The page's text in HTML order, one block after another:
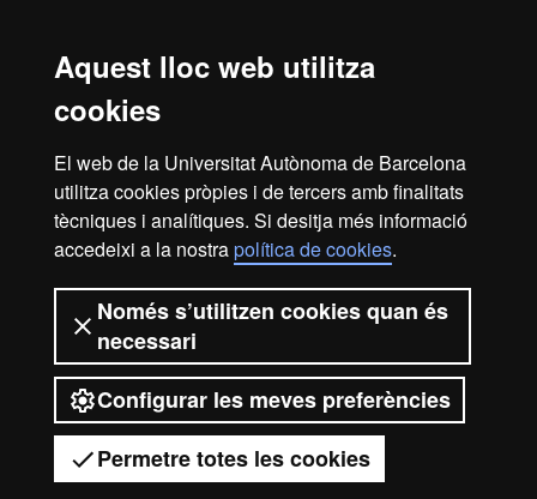
Aquest lloc web utilitza
cookies
El web de la Universitat Autònoma de Barcelona
utilitza cookies pròpies i de tercers amb finalitats
tècniques i analítiques. Si desitja més informació
accedeixi a la nostrapolítica de cookies.
Només s’utilitzen cookies quan és
necessari
Configurar les meves preferències
Permetre totes les cookies
Reconeixement internacional de l'excel·lència
HR
in
Inici Avís legal
Política de privacitat
Protecció de dades Sobre el web
Som una universitat capdavantera que imparteix una
docència de qualitat, diversificada, multidisciplinària i
flexible, ajustada a les necessitats de la societat i adaptada
als nous models de l'Europa del coneixement. La UAB és
reconeguda internacionalment per la qualitat i el caràcter
innovador de la seva recerca.
2026 Universitat Autònoma de Barcelona